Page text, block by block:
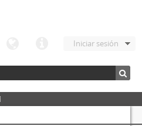
Iniciar sesión